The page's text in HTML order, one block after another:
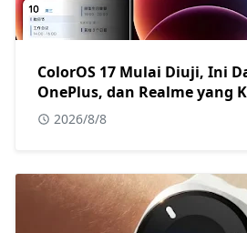
ColorOS 17 Mulai Diuji, Ini
OnePlus, dan Realme yang
2026/8/8